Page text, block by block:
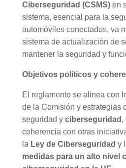
Ciberseguridad (CSMS)en
sistema, esencial para la
automóviles conectados, va
sistema de actualización de
mantener la seguridad y
Objetivos políticos y
El reglamento se alinea con
de la Comisión y estrategias
seguridad y ciberseguridad ,
coherencia con otras
la Ley de Ciberseguridad y
medidas para un alto nivel